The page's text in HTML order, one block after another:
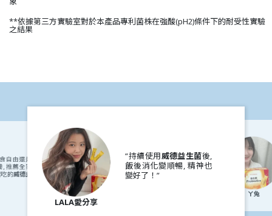
自由還是
推薦全家
的威德益
LALA愛分享
“持續使用威德益生菌後,
飯後消化變順暢, 精神也
變好了！”
ㄚ兔
**依據第三方實驗室對於本產品專利菌株在強酸(pH2)條件下的耐受性實驗
之結果